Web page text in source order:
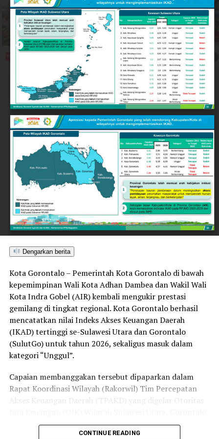
Rendahnya angka kriminalitas jalanan dan minimnya
potensi gesekan sosial menjadikan Kota Gorontalo kian
ideal sebagai destinasi investasi, pusat pendidikan,
maupun kawasan hunian yang aman bagi warga lokal
Keberhasilan ini tidak terlepas dari langkah strategis
Pemerintah Kota Gorontalo di bawah kepemimpinan
Wali Kota Adhan Dambea. Salah satu pilar utamanya
adalah penguatan nilai-nilai toleransi antarumat
beragama secara inklusif.
Wali Kota Adhan Dambea menegaskan komitmennya
untuk menjadi mengayom bagi seluruh lapisan
masyarakat tanpa membedakan latar belakang agama.
Komitmen ini diwujudkan lewat dukungan nyata
terhadap berbagai agenda keagamaan, termasuk bagi
kelompok minoritas.
Selain pengukuhan nilai toleransi, kondusivitas daerah
turut ditopang oleh tindakan tegas Pemkot Gorontalo
bersama aparat penegak hukum dalam memberantas
secara menyeluruh, tidak hanya menyasar pengecer
skala kecil tetapi juga distributor dan toko-toko besar
yang melanggar aturan.
Dalam daftar pemeringkatan nasional tersebut, Kota
Denpasar menempati posisi puncak dengan tingkat rasa
aman masyarakat melebihi 81 persen, disusul oleh Kota
Yogyakarta, Surakarta, Semarang, Magelang, dan
Kota Gorontalo yang berada di urutan ketujuh berhasil
mengungguli sejumlah kota berkembang lainnya di
Singkawang. Capaian ini menjadi bukti konkret bahwa
Kota Gorontalo terus bertransformasi menjadi daerah
Dengarkan berita
Kota Gorontalo – Pemerintah Kota Gorontalo di bawah
kepemimpinan Wali Kota Adhan Dambea dan Wakil Wali
Kota Indra Gobel (AIR) kembali mengukir prestasi
gemilang di tingkat regional. Kota Gorontalo berhasil
mencatatkan nilai Indeks Akses Keuangan Daerah
(IKAD) tertinggi se-Sulawesi Utara dan Gorontalo
(SulutGo) untuk tahun 2026, sekaligus masuk dalam
kategori “Unggul”.
Capaian membanggakan tersebut dipaparkan dalam
Rapat Koordinasi Wilayah (Rakorwil) Tim Percepatan
Akses Keuangan Daerah (TPAKD) yang digelar Otoritas
dan Maluku Utara di Hotel NDC Resort and Spa,
Manado, Sulawesi Utara, Rabu (29/7/2026).
CONTINUE READING